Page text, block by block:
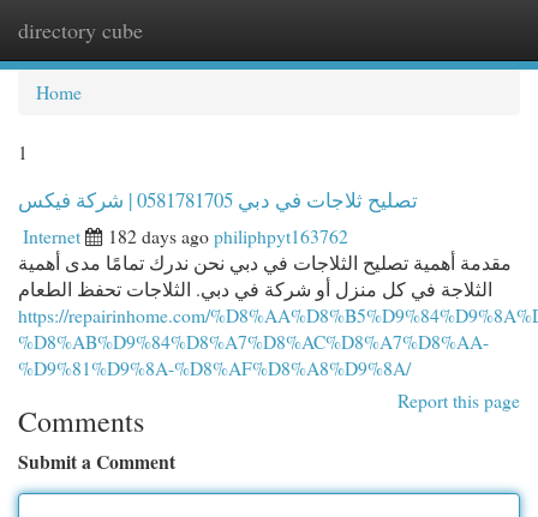
directory cube
Home
1
تصليح ثلاجات في دبي 0581781705 | شركة فيكس
Internet 182 days agophiliphpyt163762
مقدمة أهمية تصليح الثلاجات في دبي نحن ندرك تمامًا مدى أهمية
الثلاجة في كل منزل أو شركة في دبي. الثلاجات تحفظ الطعام
https://repairinhome.com/
%D8%AB%D9%84%D8%A7%D8%AC%D8%A7%D8%AA-
%D9%81%D9%8A-%D8%AF%D8%A8%D9%8A/
Report this page
Comments
Submit a Comment